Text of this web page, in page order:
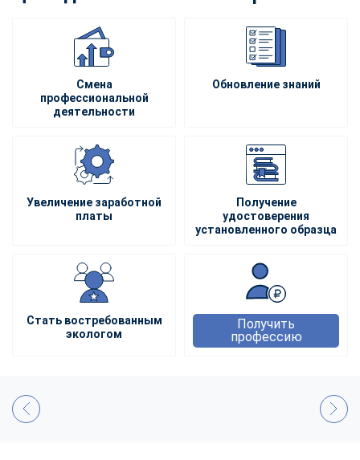
Смена
профессиональной
деятельности
Обновление знаний
Увеличение заработной
платы
Получение
удостоверения
установленного образца
Стать востребованным
экологом
Получить
профессию